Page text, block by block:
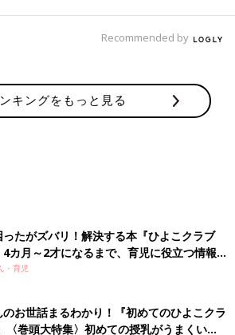
シュのうまみいっぱい「あじとブロッコリ
パパのための365日の離乳食カレンダー
Recommended by
キングをもっと見る
たがズバリ！解決する本『ひよこクラブ
月～2才になるまで、育児に役立つ情報が
！
・育児
お世話まるわかり！『初めてのひよこクラ
〈巻頭大特集〉初めての授乳がうまくい